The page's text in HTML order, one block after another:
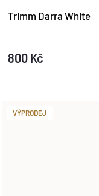
Trimm Darra White
800 Kč
VÝPRODEJ